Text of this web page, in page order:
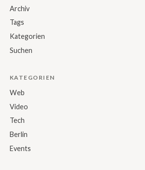
Archiv
Tags
Kategorien
Suchen
KATEGORIEN
Web
Video
Tech
Berlin
Events